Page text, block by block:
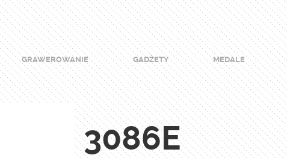
GRAWEROWANIE GADŻETY MEDALE
3086E